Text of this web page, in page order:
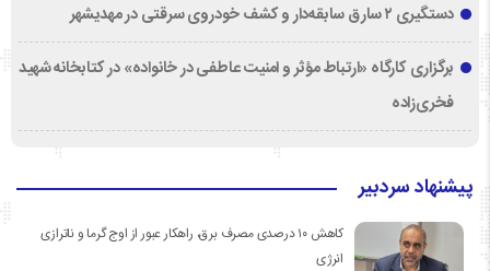
دستگیری ۲ سارق سابقه‌دار و کشف خودروی سرقتی در مهدیشهر
برگزاری کارگاه «ارتباط مؤثر و امنیت عاطفی در خانواده» در کتابخانه شهید
فخری‌زاده
پیشنهاد سردبیر
کاهش ۱۰ درصدی مصرف برق، راهکار عبور از اوج گرما و ناترازی
انرژی